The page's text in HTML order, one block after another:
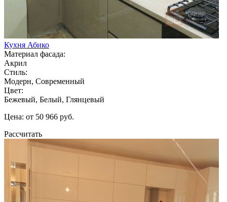
Кухня Абико
Материал фасада:
Акрил
Стиль:
Модерн, Современный
Цвет:
Бежевый, Белый, Глянцевый
Цена: от 50 966 руб.
Рассчитать